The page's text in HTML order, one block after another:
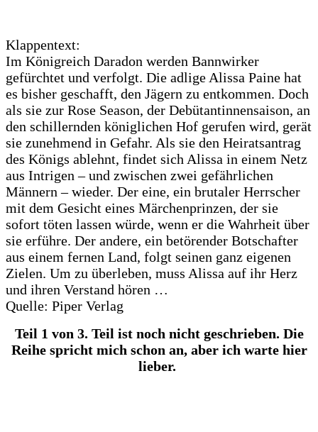
Klappentext:
Im Königreich Daradon werden Bannwirker
gefürchtet und verfolgt. Die adlige Alissa Paine hat
es bisher geschafft, den Jägern zu entkommen. Doch
als sie zur Rose Season, der Debütantinnensaison, an
den schillernden königlichen Hof gerufen wird, gerät
sie zunehmend in Gefahr. Als sie den Heiratsantrag
des Königs ablehnt, findet sich Alissa in einem Netz
aus Intrigen – und zwischen zwei gefährlichen
Männern – wieder. Der eine, ein brutaler Herrscher
mit dem Gesicht eines Märchenprinzen, der sie
sofort töten lassen würde, wenn er die Wahrheit über
sie erführe. Der andere, ein betörender Botschafter
aus einem fernen Land, folgt seinen ganz eigenen
Zielen. Um zu überleben, muss Alissa auf ihr Herz
und ihren Verstand hören …
Quelle: Piper Verlag
Teil 1 von 3. Teil ist noch nicht geschrieben. Die
Reihe spricht mich schon an, aber ich warte hier
lieber.